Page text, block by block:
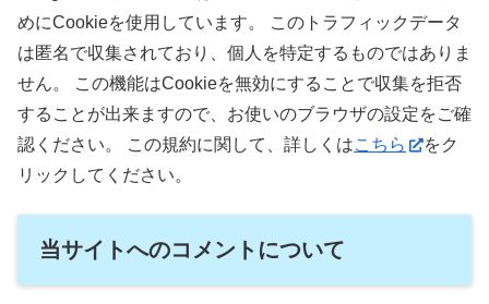
めにCookieを使用しています。 このトラフィックデータ
は匿名で収集されており、個人を特定するものではありま
せん。 この機能はCookieを無効にすることで収集を拒否
することが出来ますので、お使いのブラウザの設定をご確
認ください。 この規約に関して、詳しくはこちら
をク
リックしてください。
当サイトへのコメントについて